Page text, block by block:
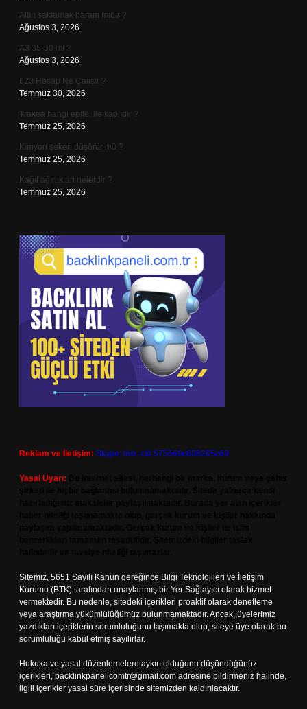
Altın saklamak haram mıdır ?
Ağustos 3, 2026
A3 35-50 mi ?
Ağustos 3, 2026
620 Hesap Ne Çalışır ?
Temmuz 30, 2026
Trakea hangi epitel ile kaplıdır ?
Temmuz 25, 2026
Kimyon şekeri düşürür mü ?
Temmuz 25, 2026
Kağıt ağırlıkları nelerdir ?
Temmuz 25, 2026
Reklam ve İletişim: Skype: live:.cid.575569c608265c69
Yasal Uyarı:
Sitemiz, 5651 Sayılı Kanun gereğince Bilgi Teknolojileri ve İletişim
Kurumu (BTK) tarafından onaylanmış bir Yer Sağlayıcı olarak hizmet
vermektedir. Bu nedenle, sitedeki içerikleri proaktif olarak denetleme
veya araştırma yükümlülüğümüz bulunmamaktadır. Ancak, üyelerimiz
yazdıkları içeriklerin sorumluluğunu taşımakta olup, siteye üye olarak bu
sorumluluğu kabul etmiş sayılırlar.
Hukuka ve yasal düzenlemelere aykırı olduğunu düşündüğünüz
içerikleri, backlinkpanelicomtr@gmail.com adresine bildirmeniz halinde,
ilgili içerikler yasal süre içerisinde sitemizden kaldırılacaktır.